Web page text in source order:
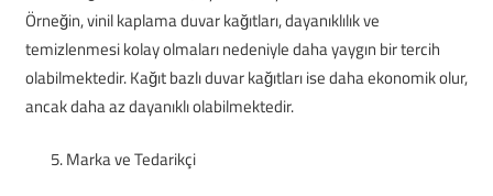
Örneğin, vinil kaplama duvar kağıtları, dayanıklılık ve
temizlenmesi kolay olmaları nedeniyle daha yaygın bir tercih
olabilmektedir. Kağıt bazlı duvar kağıtları ise daha ekonomik olur,
ancak daha az dayanıklı olabilmektedir.
Marka ve Tedarikçi